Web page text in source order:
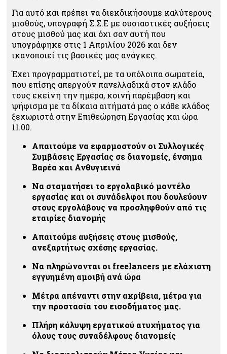
Για αυτό και πρέπει να διεκδικήσουμε καλύτερους
μισθούς, υπογραφή Σ.Σ.Ε με ουσιαστικές αυξήσεις
στους μισθού μας και όχι σαν αυτή που
υπογράφηκε στις 1 Απριλίου 2026 και δεν
ικανοποιεί τις βασικές μας ανάγκες.
Έχει προγραμματιστεί, με τα υπόλοιπα σωματεία,
που επίσης απεργούν πανελλαδικά στον κλάδο
τους εκείνη την ημέρα, κοινή παρέμβαση και
ψήφισμα με τα δίκαια αιτήματά μας ο κάθε κλάδος
ξεχωριστά στην Επιθεώρηση Εργασίας και ώρα
11.00.
Απαιτούμε να εφαρμοστούν οι Συλλογικές
Συμβάσεις Εργασίας σε διανομείς, ένσημα
Βαρέα και Ανθυγιεινά
Να σταματήσει το εργολαβικό μοντέλο
εργασίας και οι συνάδελφοι που δουλεύουν
στους εργολάβους να προσληφθούν από τις
εταιρίες διανομής
Απαιτούμε αυξήσεις στους μισθούς,
ανεξαρτήτως σχέσης εργασίας.
Να πληρώνονται οι freelancers με ελάχιστη
εγγυημένη αμοιβή ανά ώρα
Μέτρα απέναντι στην ακρίβεια, μέτρα για
την προστασία του εισοδήματος μας.
Πλήρη κάλυψη εργατικού ατυχήματος για
όλους τους συναδέλφους διανομείς